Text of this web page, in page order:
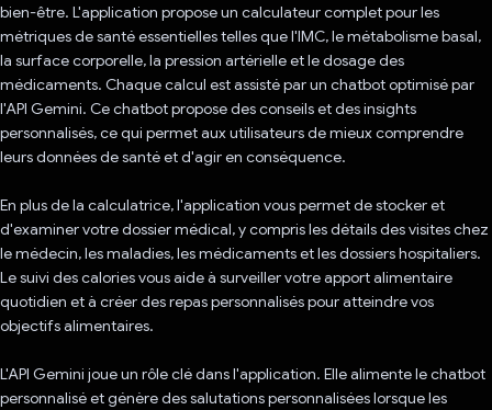
bien-être. L'application propose un calculateur complet pour les
métriques de santé essentielles telles que l'IMC, le métabolisme basal,
la surface corporelle, la pression artérielle et le dosage des
médicaments. Chaque calcul est assisté par un chatbot optimisé par
l'API Gemini. Ce chatbot propose des conseils et des insights
personnalisés, ce qui permet aux utilisateurs de mieux comprendre
leurs données de santé et d'agir en conséquence.
En plus de la calculatrice, l'application vous permet de stocker et
d'examiner votre dossier médical, y compris les détails des visites chez
le médecin, les maladies, les médicaments et les dossiers hospitaliers.
Le suivi des calories vous aide à surveiller votre apport alimentaire
quotidien et à créer des repas personnalisés pour atteindre vos
objectifs alimentaires.
L'API Gemini joue un rôle clé dans l'application. Elle alimente le chatbot
personnalisé et génère des salutations personnalisées lorsque les